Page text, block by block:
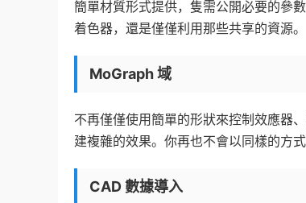
簡單材質形式提供，隻需公開必要的參
着色器，還是僅僅利用那些共享的資源。
MoGraph 域
不再僅僅使用簡單的形狀來控制效應器
建複雜的效果。你再也不會以同樣的方式
CAD 數據導入